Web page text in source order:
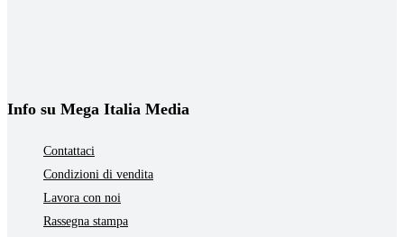
Info su Mega Italia Media
Contattaci
Condizioni di vendita
Lavora con noi
Rassegna stampa